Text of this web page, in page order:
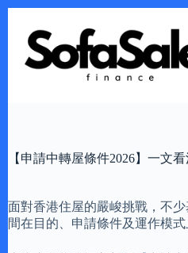
content
【申請中轉屋條件2026】一文
面對香港住屋的嚴峻挑戰，不
間在目的、申請條件及運作模式